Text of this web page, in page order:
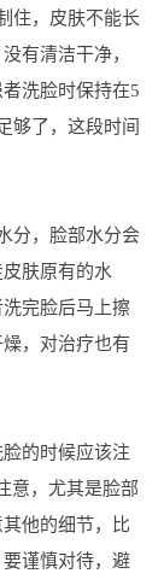
住，皮肤不能长
有清洁干净，
洗脸时保持在5
够了，这段时间
分，脸部水分会
肤原有的水
完脸后马上擦
，对治疗也有
的时候应该注
意，尤其是脸部
他的细节，比
谨慎对待，避